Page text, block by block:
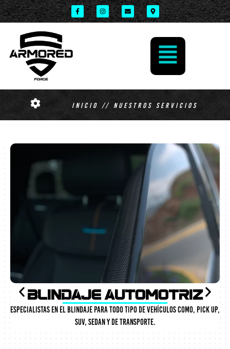
Inicio // Nuestros Servicios
Blindaje Automotriz
Especialistas en el blindaje para todo tipo de vehículos como, Pick up,
SUV, sedan y de transporte.